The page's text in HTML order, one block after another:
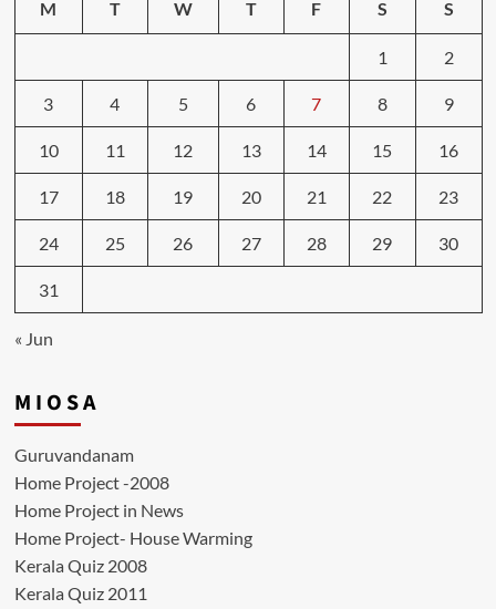
M T W T F S S
1 2
3 4 5 6 7 8 9
10 11 12 13 14 15 16
17 18 19 20 21 22 23
24 25 26 27 28 29 30
31
« Jun
M I O S A
Guruvandanam
Home Project -2008
Home Project in News
Home Project- House Warming
Kerala Quiz 2008
Kerala Quiz 2011